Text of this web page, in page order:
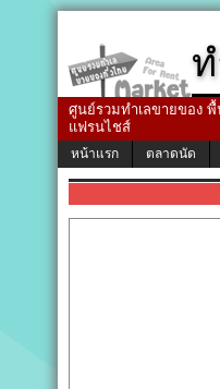
ศูนย์รวมทำเลขายของ
แฟรนไชส์
หน้าแรก ตลาดนัด